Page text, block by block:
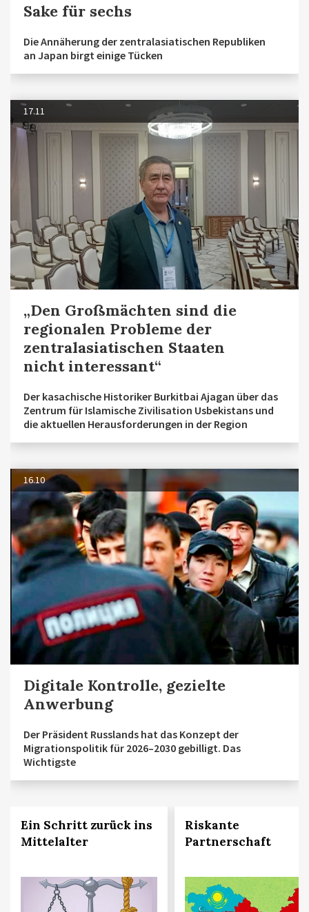
Sake für sechs
Die Annäherung der zentralasiatischen Republiken
an Japan birgt einige Tücken
17.11
„Den Großmächten sind die
regionalen Probleme der
zentralasiatischen Staaten
nicht interessant“
Der kasachische Historiker Burkitbai Ajagan über das
Zentrum für Islamische Zivilisation Usbekistans und
die aktuellen Herausforderungen in der Region
16.10
Digitale Kontrolle, gezielte
Anwerbung
Der Präsident Russlands hat das Konzept der
Migrationspolitik für 2026–2030 gebilligt. Das
Wichtigste
Ein Schritt zurück ins
Mittelalter
Riskante
Partnerschaft